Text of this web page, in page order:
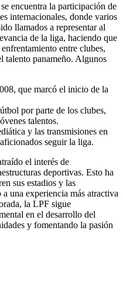
encuentra la participación de
internacionales, donde varios
llamados a representar al
de la liga, haciendo que
entre clubes,
talento panameño. Algunos
que marcó el inicio de la
por parte de los clubes,
talentos.
y las transmisiones en
seguir la liga.
el interés de
deportivas. Esto ha
sus estadios y las
una experiencia más atractiva
la LPF sigue
en el desarrollo del
y fomentando la pasión